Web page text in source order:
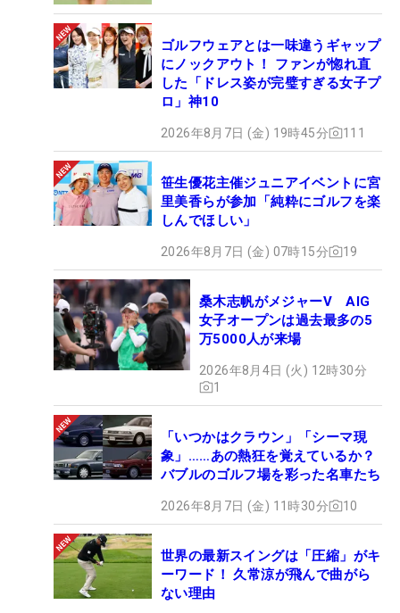
ゴルフウェアとは一味違うギャップ
にノックアウト！ ファンが惚れ直
した「ドレス姿が完璧すぎる女子プ
ロ」神10
2026年8月7日 (金) 19時45分 111
笹生優花主催ジュニアイベントに宮
里美香らが参加「純粋にゴルフを楽
しんでほしい」
2026年8月7日 (金) 07時15分 19
桑木志帆がメジャーV AIG
女子オープンは過去最多の5
万5000人が来場
2026年8月4日 (火) 12時30分
1
「いつかはクラウン」「シーマ現
象」……あの熱狂を覚えているか？
バブルのゴルフ場を彩った名車たち
2026年8月7日 (金) 11時30分 10
世界の最新スイングは「圧縮」がキ
ーワード！ 久常涼が飛んで曲がら
ない理由